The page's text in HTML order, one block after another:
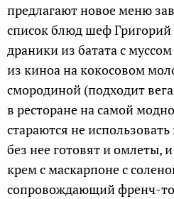
предлагают новое меню
список блюд шеф
драники из батата с
из киноа на кокосовом
смородиной (подходит
в ресторане на самой
стараются не
без нее готовят и омлеты,
крем с маскарпоне с
сопровождающий френч-